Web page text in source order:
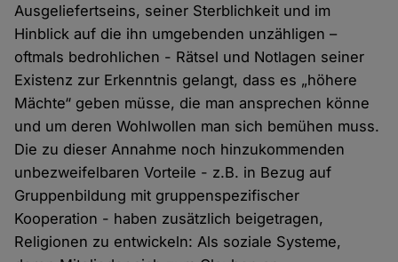
Ausgeliefertseins, seiner Sterblichkeit und im
Hinblick auf die ihn umgebenden unzähligen –
oftmals bedrohlichen - Rätsel und Notlagen seiner
Existenz zur Erkenntnis gelangt, dass es „höhere
Mächte“ geben müsse, die man ansprechen könne
und um deren Wohlwollen man sich bemühen muss.
Die zu dieser Annahme noch hinzukommenden
unbezweifelbaren Vorteile - z.B. in Bezug auf
Gruppenbildung mit gruppenspezifischer
Kooperation - haben zusätzlich beigetragen,
Religionen zu entwickeln: Als soziale Systeme,